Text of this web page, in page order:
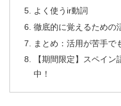
よく使うir動詞
徹底的に覚えるための
まとめ：活用が苦手で
【期間限定】スペイ
中！